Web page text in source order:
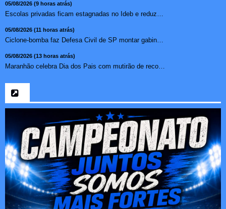
05/08/2026 (9 horas atrás)
Escolas privadas ficam estagnadas no Ideb e reduzem abismo ...
05/08/2026 (11 horas atrás)
Ciclone-bomba faz Defesa Civil de SP montar gabinete de cri...
05/08/2026 (13 horas atrás)
Maranhão celebra Dia dos Pais com mutirão de reconhecimen...